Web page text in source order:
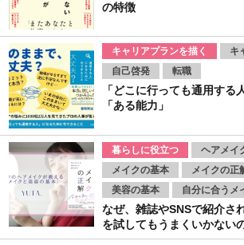
の特徴
キャリアプランを描く
キ
自己啓発
転職
「どこに行っても通用する
「ある能力」
暮らしに役立つ ヘアメイ
メイクの基本
メイクの正
美容の基本
自分に合うメ
なぜ、雑誌やSNSで紹介さ
を試してもうまくいかない